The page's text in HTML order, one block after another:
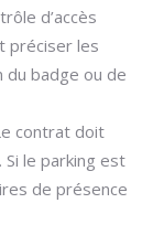
d’accès
préciser les
badge ou de
contrat doit
le parking est
de présence